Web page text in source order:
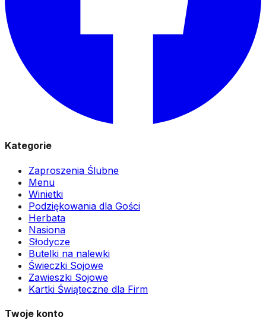
Kategorie
Zaproszenia Ślubne
Menu
Winietki
Podziękowania dla Gości
Herbata
Nasiona
Słodycze
Butelki na nalewki
Świeczki Sojowe
Zawieszki Sojowe
Kartki Świąteczne dla Firm
Twoje konto